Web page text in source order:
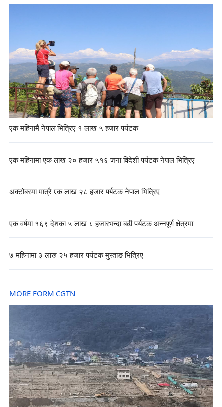
एक महिनामै नेपाल भित्रिए १ लाख ५ हजार पर्यटक
एक महिनामा एक लाख २० हजार ५१६ जना विदेशी पर्यटक नेपाल भित्रिए
अक्टोबरमा मात्रै एक लाख २८ हजार पर्यटक नेपाल भित्रिए
एक वर्षमा १६९ देशका ५ लाख ८ हजारभन्दा बढी पर्यटक अन्नपूर्ण क्षेत्रमा
७ महिनामा ३ लाख २५ हजार पर्यटक मुस्ताङ भित्रिए
MORE FORM CGTN